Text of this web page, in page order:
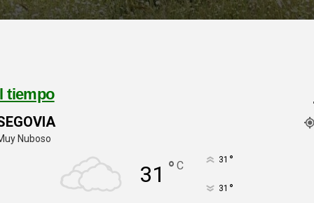
tiempo
Nuboso
31 ° C 31 °
31 °